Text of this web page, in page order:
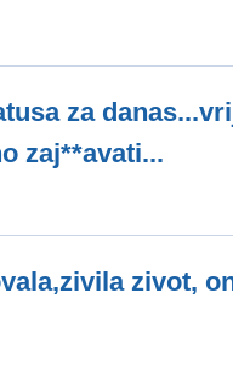
za
zaј**аvati...
zivot,